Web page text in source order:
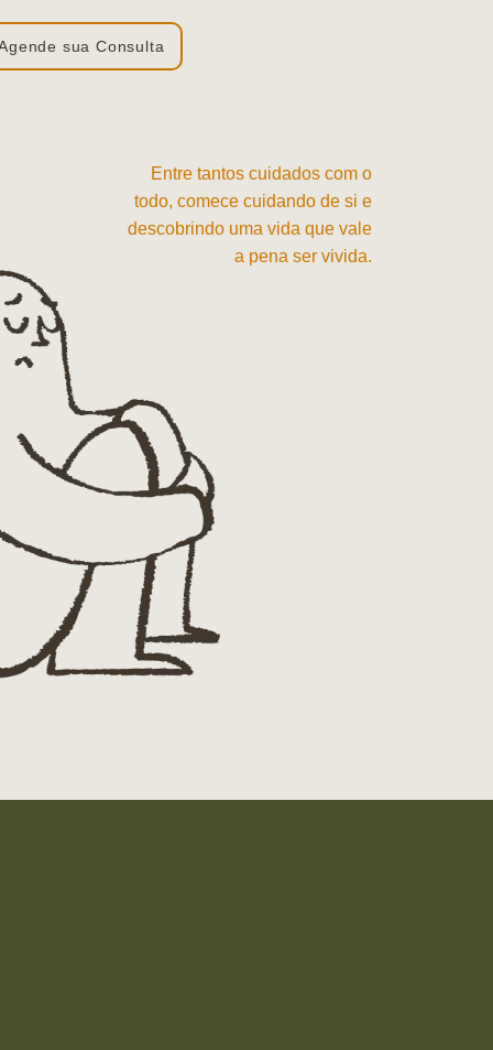
sua Consulta
Entre tantos cuidados com o
todo, comece cuidando de si e
descobrindo uma vida que vale
a pena ser vivida.